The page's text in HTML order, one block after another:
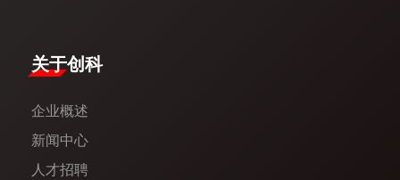
​关于创科​
企业概述
新闻中心​
人才招聘